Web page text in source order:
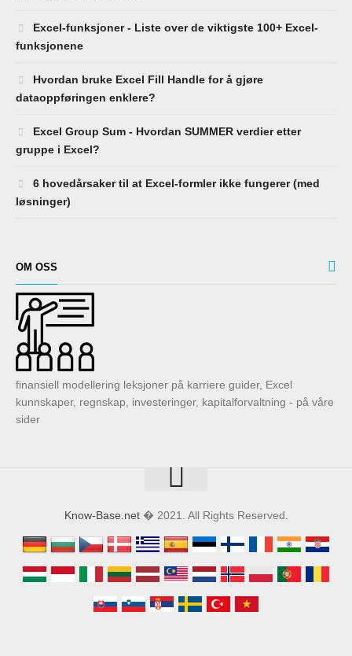
Excel-funksjoner - Liste over de viktigste 100+ Excel-
funksjonene
Hvordan bruke Excel Fill Handle for å gjøre
dataoppføringen enklere?
Excel Group Sum - Hvordan SUMMER verdier etter
gruppe i Excel?
6 hovedårsaker til at Excel-formler ikke fungerer (med
løsninger)
OM OSS
finansiell modellering leksjoner på karriere guider, Excel
kunnskaper, regnskap, investeringer, kapitalforvaltning - på våre
sider
Know-Base.net� 2021. All Rights Reserved.